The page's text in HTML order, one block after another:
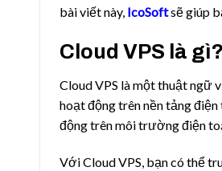
bài viết này, IcoSoftsẽ giúp
Cloud VPS là gì?
Cloud VPS là một thuật ngữ
hoạt động trên nền tảng
động trên môi trường điện
Với Cloud VPS, bạn có thể